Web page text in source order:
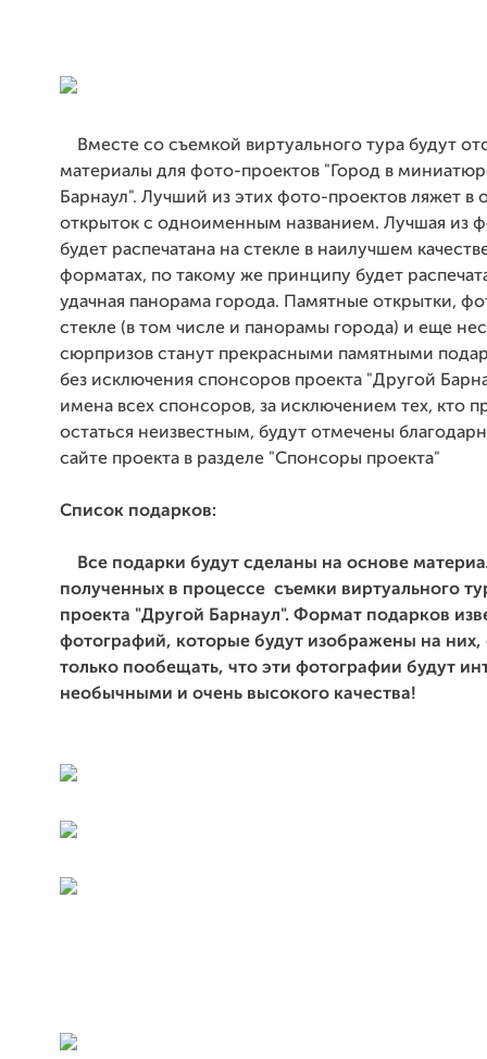
Вместе со съемкой виртуального тура будут
материалы для фото-проектов "Город в
Барнаул". Лучший из этих фото-проектов ляжет в
открыток с одноименным названием. Лучшая из
будет распечатана на стекле в наилучшем
форматах, по такому же принципу будет
удачная панорама города. Памятные открытки,
стекле (в том числе и панорамы города) и еще
сюрпризов станут прекрасными памятными
без исключения спонсоров проекта "Другой
имена всех спонсоров, за исключением тех, кто
остаться неизвестным, будут отмечены
сайте проекта в разделе "Спонсоры проекта"
Список подарков:
Все подарки будут сделаны на основе
полученных в процессе съемки виртуального
проекта "Другой Барнаул". Формат подарков
фотографий, которые будут изображены на них,
только пообещать, что эти фотографии будут
необычными и очень высокого качества!